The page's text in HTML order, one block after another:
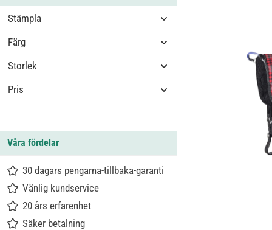
Stämpla
Färg
Storlek
Pris
Våra fördelar
30 dagars pengarna-tillbaka-garanti
Vänlig kundservice
20 års erfarenhet
Säker betalning